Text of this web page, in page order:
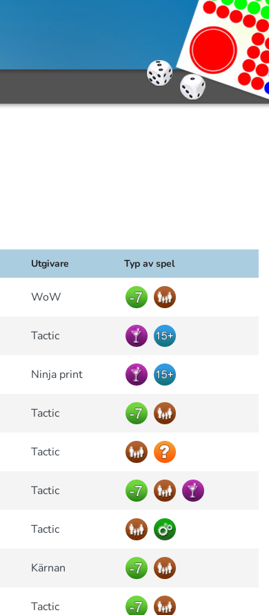
Utgivare Typ av spel
WoW
Tactic
Ninja print
Tactic
Tactic
Tactic
Tactic
Kärnan
Tactic